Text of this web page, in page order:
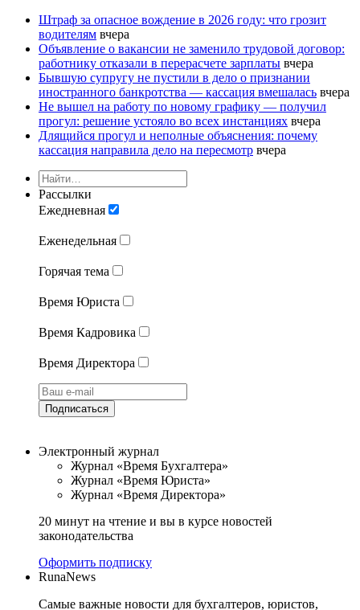
Штраф за опасное вождение в 2026 году: что грозит
водителям вчера
Объявление о вакансии не заменило трудовой договор:
работнику отказали в перерасчете зарплаты вчера
Бывшую супругу не пустили в дело о признании
иностранного банкротства — кассация вмешалась вчера
Не вышел на работу по новому графику — получил
прогул: решение устояло во всех инстанциях вчера
Длящийся прогул и неполные объяснения: почему
кассация направила дело на пересмотр вчера
Рассылки
Ежедневная
Еженедельная
Горячая тема
Время Юриста
Время Кадровика
Время Директора
Подписаться
Электронный журнал
Журнал «Время Бухгалтера»
Журнал «Время Юриста»
Журнал «Время Директора»
20 минут на чтение и вы в курсе новостей
законодательства
Оформить подписку
RunaNews
Самые важные новости для бухгалтеров, юристов,